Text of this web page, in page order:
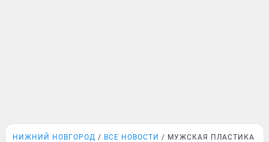
НИЖНИЙ НОВГОРОД ВСЕ НОВОСТИ МУЖСКАЯ ПЛАСТИКА